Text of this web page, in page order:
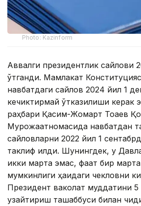
Photo: Kazinform
Аввалги президентлик сайлови
ўтганди. Мамлакат
навбатдаги сайлов 2024 йил 1
кечиктирмай ўтказилиши керак
раҳбари Қасим-Жомарт Тоқаев
Мурожаатномасида навбатдан
сайловларни 2022 йил 1
таклиф қилди. Шунингдек, у
икки марта эмас, фақат бир
мумкинлиги ҳақидаги чекловни
Президент ваколат муддатини 5
узайтириш ташаббуси билан